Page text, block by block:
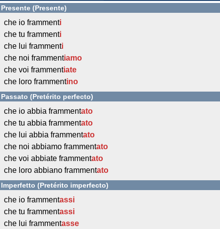
Presente (Presente)
che io frammenti
che tu frammenti
che lui frammenti
che noi frammentiamo
che voi frammentiate
che loro frammentino
Passato (Pretérito perfecto)
che io abbia frammentato
che tu abbia frammentato
che lui abbia frammentato
che noi abbiamo frammentato
che voi abbiate frammentato
che loro abbiano frammentato
Imperfetto (Pretérito imperfecto)
che io frammentassi
che tu frammentassi
che lui frammentasse